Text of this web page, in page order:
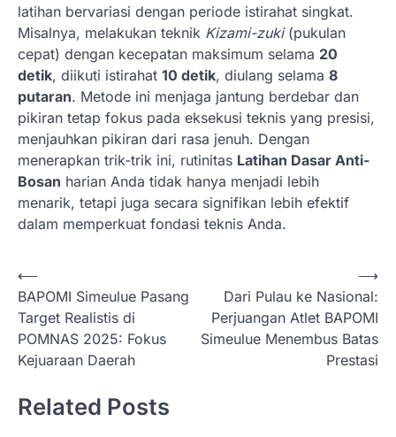
latihan bervariasi dengan periode istirahat singkat.
Misalnya, melakukan teknik Kizami-zuki(pukulan
cepat) dengan kecepatan maksimum selama 20
detik, diikuti istirahat 10 detik, diulang selama 8
putaran. Metode ini menjaga jantung berdebar dan
pikiran tetap fokus pada eksekusi teknis yang presisi,
menjauhkan pikiran dari rasa jenuh. Dengan
menerapkan trik-trik ini, rutinitas Latihan Dasar Anti-
Bosan harian Anda tidak hanya menjadi lebih
menarik, tetapi juga secara signifikan lebih efektif
dalam memperkuat fondasi teknis Anda.
N
a
v
i
a
⟵
BAPOMI Simeulue Pasang
Target Realistis di
POMNAS 2025: Fokus
Kejuaraan Daerah
Dari Pulau ke Nasional:
Perjuangan Atlet BAPOMI
Simeulue Menembus Batas
Prestasi
⟶
Related Posts